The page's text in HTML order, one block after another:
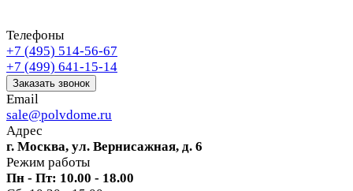
Телефоны
+7 (495) 514-56-67
+7 (499) 641-15-14
Заказать звонок
Email
sale@polvdome.ru
Адрес
г. Москва, ул. Вернисажная, д. 6
Режим работы
Пн - Пт: 10.00 - 18.00